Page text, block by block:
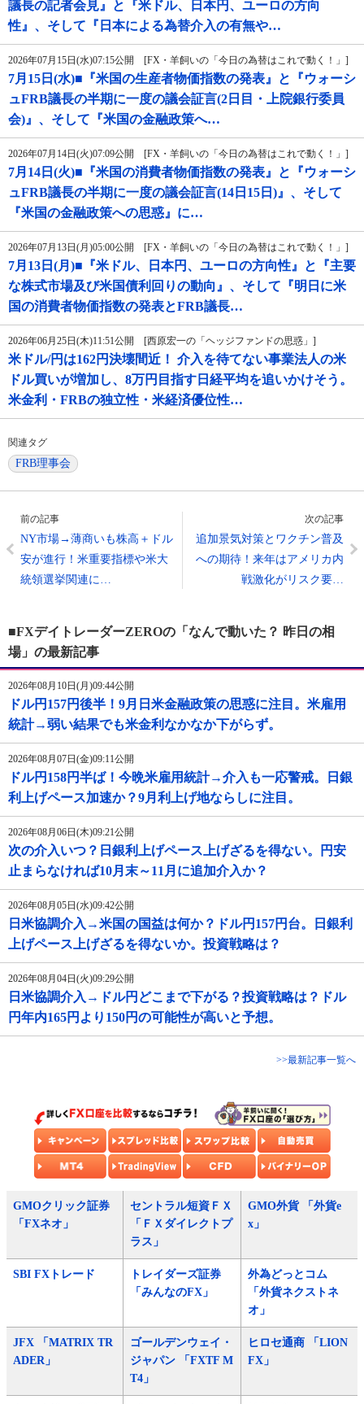
議長の記者会見』と『米ドル、日本円、ユーロの方向
性』、そして『日本による為替介入の有無や…
2026年07月15日(水)07:15公開 [FX・羊飼いの「今日の為替はこれで動く！」]
7月15日(水)■『米国の生産者物価指数の発表』と『ウォーシ
ュFRB議長の半期に一度の議会証言(2日目・上院銀行委員
会)』、そして『米国の金融政策へ…
2026年07月14日(火)07:09公開 [FX・羊飼いの「今日の為替はこれで動く！」]
7月14日(火)■『米国の消費者物価指数の発表』と『ウォーシ
ュFRB議長の半期に一度の議会証言(14日15日)』、そして
『米国の金融政策への思惑』に…
2026年07月13日(月)05:00公開 [FX・羊飼いの「今日の為替はこれで動く！」]
7月13日(月)■『米ドル、日本円、ユーロの方向性』と『主要
な株式市場及び米国債利回りの動向』、そして『明日に米
国の消費者物価指数の発表とFRB議長…
2026年06月25日(木)11:51公開 [西原宏一の「ヘッジファンドの思惑」]
米ドル/円は162円決壊間近！ 介入を待てない事業法人の米
ドル買いが増加し、8万円目指す日経平均を追いかけそう。
米金利・FRBの独立性・米経済優位性…
関連タグ
FRB理事会
前の記事
NY市場→薄商いも株高＋ドル
安が進行！米重要指標や米大
統領選挙関連に…
次の記事
追加景気対策とワクチン普及
への期待！来年はアメリカ内
戦激化がリスク要…
■FXデイトレーダーZEROの「なんで動いた？ 昨日の相
場」の最新記事
2026年08月10日(月)09:44公開
ドル円157円後半！9月日米金融政策の思惑に注目。米雇用
統計→弱い結果でも米金利なかなか下がらず。
2026年08月07日(金)09:11公開
ドル円158円半ば！今晩米雇用統計→介入も一応警戒。日銀
利上げペース加速か？9月利上げ地ならしに注目。
2026年08月06日(木)09:21公開
次の介入いつ？日銀利上げペース上げざるを得ない。円安
止まらなければ10月末～11月に追加介入か？
2026年08月05日(水)09:42公開
日米協調介入→米国の国益は何か？ドル円157円台。日銀利
上げペース上げざるを得ないか。投資戦略は？
2026年08月04日(火)09:29公開
日米協調介入→ドル円どこまで下がる？投資戦略は？ドル
円年内165円より150円の可能性が高いと予想。
>>最新記事一覧へ
GMOクリック証券
「FXネオ」
セントラル短資ＦＸ
「ＦＸダイレクトプ
ラス」
GMO外貨 「外貨e
x」
SBI FXトレード
トレイダーズ証券
「みんなのFX」
外為どっとコム
「外貨ネクストネ
オ」
JFX 「MATRIX TR
ADER」
ゴールデンウェイ・
ジャパン 「FXTF M
T4」
ヒロセ通商 「LION
FX」